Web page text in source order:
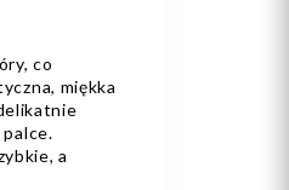
co
miękka
a